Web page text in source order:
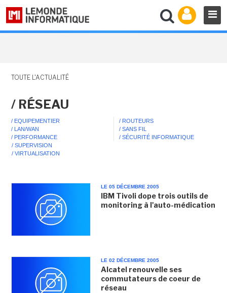
TOUTE L'ACTUALITÉ
/ RÉSEAU
/ EQUIPEMENTIER
/ LAN/WAN
/ PERFORMANCE
/ ROUTEURS
/ SANS FIL
/ SÉCURITÉ INFORMATIQUE
/ SUPERVISION
/ VIRTUALISATION
LE 05 DÉCEMBRE 2005
IBM Tivoli dope trois outils de
monitoring à l'auto-médication
LE 02 DÉCEMBRE 2005
Alcatel renouvelle ses
commutateurs de coeur de
réseau